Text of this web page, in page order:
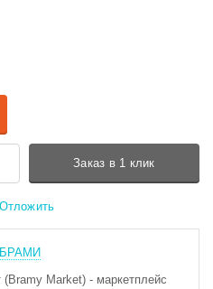
Заказ в 1 клик
Отложить
БРАМИ
Market) - маркетплейс